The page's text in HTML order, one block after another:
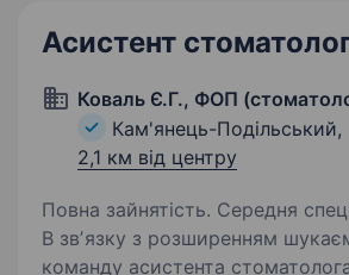
Асистент
Коваль Є.Г., ФОП
Кам'янець-Подільський,
2,1 км від центру
Повна зайнятість. Середня
В звʼязку з розширенням
команду асистента